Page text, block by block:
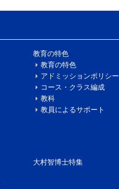
教育の特色
教育の特色
アドミッションポリシー
コース・クラス編成
教科
教員によるサポート
大村智博士特集